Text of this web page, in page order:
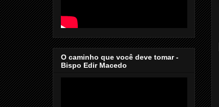
O caminho que você deve tomar -
Bispo Edir Macedo